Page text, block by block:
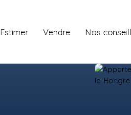
Estimer Vendre Nos